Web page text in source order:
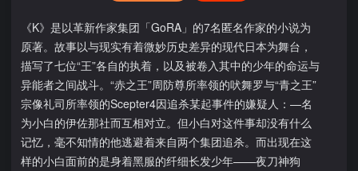
《K》是以革新作家集团「GoRA」的7名匿名作家的小说为
原著。故事以与现实有着微妙历史差异的现代日本为舞台，
描写了七位“王”各自的执着，以及被卷入其中的少年的命运与
异能者之间战斗。“赤之王”周防尊所率领的吠舞罗与“青之王”
宗像礼司所率领的Scepter4因追杀某起事件的嫌疑人：—名
为小白的伊佐那社而互相对立。但小白对这件事却没有什么
记忆，毫不知情的他逃避着来自两个集团追杀。而出现在这
样的小白面前的是身着黑服的纤细长发少年——夜刀神狗